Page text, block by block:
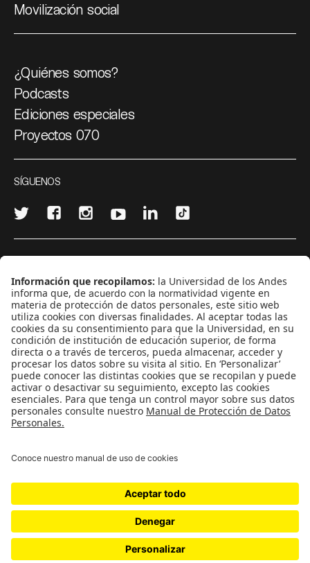
Movilización social
¿Quiénes somos?
Podcasts
Ediciones especiales
Proyectos 070
SÍGUENOS
CONTÁCTANOS
cerosetenta@uniandes.edu.co
BOGOTÁ, COLOMBIA
NEWSLETTER